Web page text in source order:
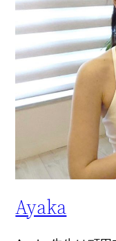
Ayaka